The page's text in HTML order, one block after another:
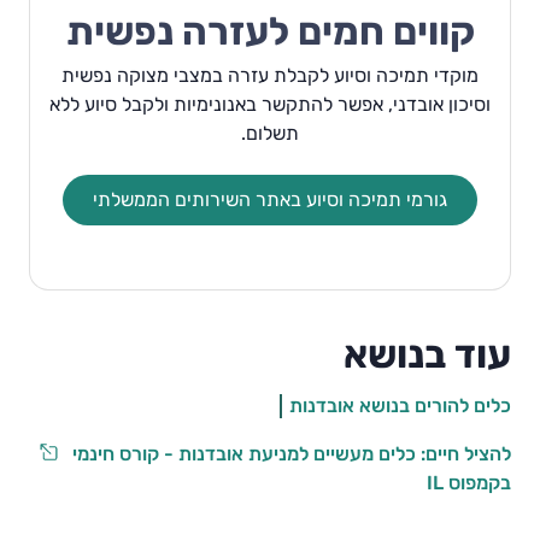
קווים חמים לעזרה נפשית
מוקדי תמיכה וסיוע לקבלת עזרה במצבי מצוקה נפשית
וסיכון אובדני, אפשר להתקשר באנונימיות ולקבל סיוע ללא
תשלום.
גורמי תמיכה וסיוע באתר השירותים הממשלתי
עוד בנושא
כלים להורים בנושא אובדנות
להציל חיים: כלים מעשיים למניעת אובדנות - קורס חינמי
בקמפוס IL